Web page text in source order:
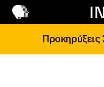
Προκηρύξεις